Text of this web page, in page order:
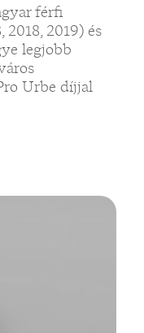
férfi
2018, 2019) és
legjobb
Urbe díjjal